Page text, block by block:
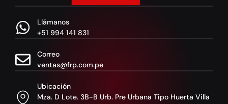
Llámanos
+51 994 141 831
Correo
ventas@frp.com.pe
Ubicación
Mza. D Lote. 3B-B Urb. Pre Urbana Tipo Huerta Villa